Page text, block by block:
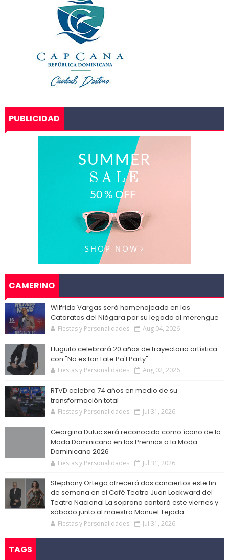
PUBLICIDAD
CAMERINO
Wilfrido Vargas será homenajeado en las
Cataratas del Niágara por su legado al merengue
Fiestas y Personalidades Aug 04, 2026
Huguito celebrará 20 años de trayectoria artística
con "No es tan Late Pa'l Party"
Fiestas y Personalidades Aug 02, 2026
RTVD celebra 74 años en medio de su
transformación total
Fiestas y Personalidades Jul 31, 2026
Georgina Duluc será reconocida como ícono de la
Moda Dominicana en los Premios a la Moda
Dominicana 2026
Fiestas y Personalidades Jul 31, 2026
Stephany Ortega ofrecerá dos conciertos este fin
de semana en el Café Teatro Juan Lockward del
Teatro Nacional La soprano cantará este viernes y
sábado junto al maestro Manuel Tejada
Fiestas y Personalidades Jul 31, 2026
TAGS